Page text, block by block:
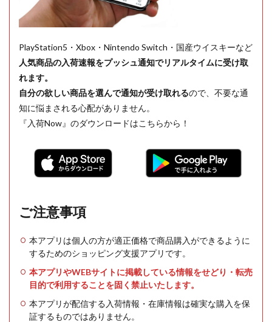
PlayStation5・Xbox・Nintendo Switch・国産ウイスキーなど
人気商品の入荷速報をプッシュ通知でリアルタイムに受け取
れます。
自分の欲しい商品を選んで通知が受け取れるので、不要な通
知に悩まされる心配がありません。
『入荷Now』のダウンロードはこちらから！
ご注意事項
本アプリは個人の方が適正価格で商品購入ができるように
するためのショッピング支援アプリです。
本アプリやWEBサイトに掲載している情報をせどり・転売
目的で利用することを固く禁止いたします。
本アプリが配信する入荷情報・在庫情報は確実な購入を保
証するものではありません。